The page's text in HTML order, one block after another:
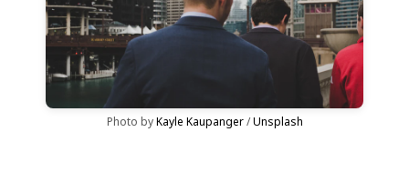
Photo by Kayle Kaupanger / Unsplash